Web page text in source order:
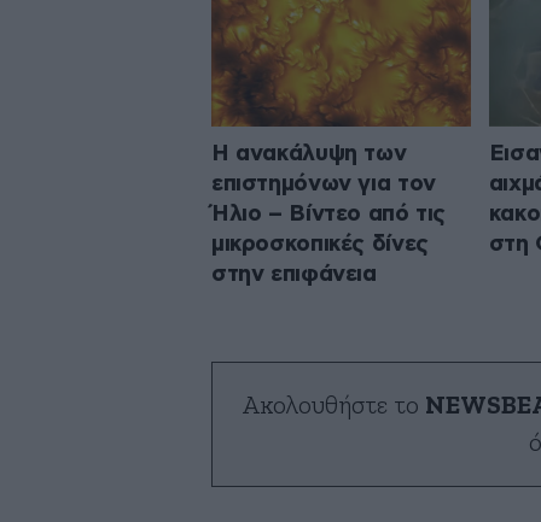
Η ανακάλυψη των
επιστημόνων για τον
Ήλιο – Βίντεο από τις
μικροσκοπικές δίνες
στην επιφάνεια
στη
Ακολουθήστε το